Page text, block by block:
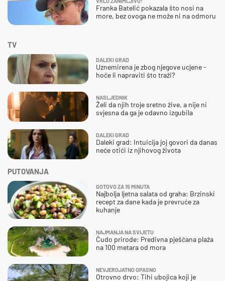
Franka Batelić pokazala što nosi na
more, bez ovoga ne može ni na odmoru
TV
DALEKI GRAD
Uznemirena je zbog njegove ucjene -
hoće li napraviti što traži?
NASLJEDNIK
Želi da njih troje sretno žive, a nije ni
svjesna da ga je odavno izgubila
DALEKI GRAD
Daleki grad: Intuicija joj govori da danas
neće otići iz njihovog života
PUTOVANJA
GOTOVO ZA 15 MINUTA
Najbolja ljetna salata od graha: Brzinski
recept za dane kada je prevruće za
kuhanje
NAJMANJA NA SVIJETU
Čudo prirode: Predivna pješčana plaža
na 100 metara od mora
NEVJEROJATNO OPASNO
Otrovno drvo: Tihi ubojica koji je